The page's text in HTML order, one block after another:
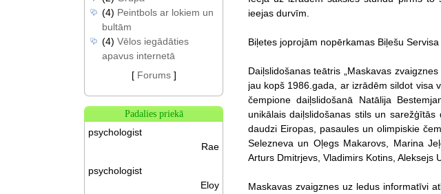
ieejas durvīm.
Biļetes joprojām nopērkamas Biļešu
Daiļslidošanas teātris „Maskavas
jau kopš 1986.gada, ar izrādēm sildot visa
čempione daiļslidošanā Natālija
unikālais daiļslidošanas stils un
daudzi Eiropas, pasaules un olimpiskie
Selezneva un Oļegs Makarovs, Marina
Arturs Dmitrjevs, Vladimirs Kotins, Aleksejs
Maskavas zvaigznes uz ledus informatīvi
(4) Peintbols ar lokiem un
bultām
(4) Vēlos iegādāties
apavus internetā
[ Forums]
Padalies priekā
psychologist
Rae
psychologist
Eloy